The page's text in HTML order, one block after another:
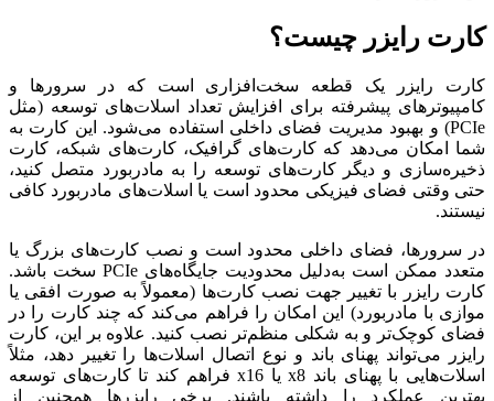
کارت رایزر چیست؟
کارت رایزر یک قطعه سخت‌افزاری است که در سرورها و
کامپیوترهای پیشرفته برای افزایش تعداد اسلات‌های توسعه (مثل
PCIe) و بهبود مدیریت فضای داخلی استفاده می‌شود. این کارت به
شما امکان می‌دهد که کارت‌های گرافیک، کارت‌های شبکه، کارت
ذخیره‌سازی و دیگر کارت‌های توسعه را به مادربورد متصل کنید،
حتی وقتی فضای فیزیکی محدود است یا اسلات‌های مادربورد کافی
نیستند.
در سرورها، فضای داخلی محدود است و نصب کارت‌های بزرگ یا
متعدد ممکن است به‌دلیل محدودیت جایگاه‌های PCIe سخت باشد.
کارت رایزر با تغییر جهت نصب کارت‌ها (معمولاً به صورت افقی یا
موازی با مادربورد) این امکان را فراهم می‌کند که چند کارت را در
فضای کوچک‌تر و به شکلی منظم‌تر نصب کنید. علاوه بر این، کارت
رایزر می‌تواند پهنای باند و نوع اتصال اسلات‌ها را تغییر دهد، مثلاً
اسلات‌هایی با پهنای باند x8 یا x16 فراهم کند تا کارت‌های توسعه
بهترین عملکرد را داشته باشند. برخی رایزرها همچنین از